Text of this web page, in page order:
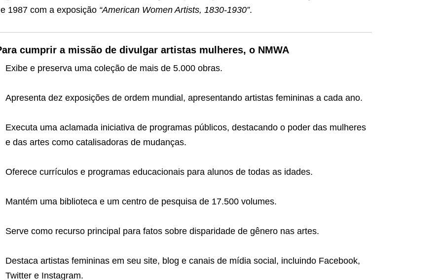
1987 com a exposição “American Women Artists, 1830-1930”.
cumprir a missão de divulgar artistas mulheres, o NMWA
Exibe e preserva uma coleção de mais de 5.000 obras.
Apresenta dez exposições de ordem mundial, apresentando artistas femininas a cada ano.
Executa uma aclamada iniciativa de programas públicos, destacando o poder das mulheres
e das artes como catalisadoras de mudanças.
Oferece currículos e programas educacionais para alunos de todas as idades.
Mantém uma biblioteca e um centro de pesquisa de 17.500 volumes.
Serve como recurso principal para fatos sobre disparidade de gênero nas artes.
Destaca artistas femininas em seu site, blog e canais de mídia social, incluindo Facebook,
Twitter e Instagram.